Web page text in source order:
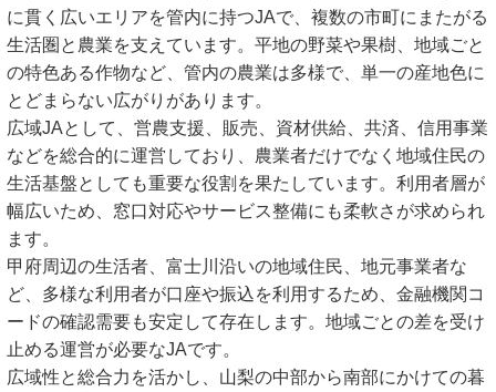
に貫く広いエリアを管内に持つJAで、複数の市町にまたがる
生活圏と農業を支えています。平地の野菜や果樹、地域ごと
の特色ある作物など、管内の農業は多様で、単一の産地色に
とどまらない広がりがあります。
広域JAとして、営農支援、販売、資材供給、共済、信用事業
などを総合的に運営しており、農業者だけでなく地域住民の
生活基盤としても重要な役割を果たしています。利用者層が
幅広いため、窓口対応やサービス整備にも柔軟さが求められ
ます。
甲府周辺の生活者、富士川沿いの地域住民、地元事業者な
ど、多様な利用者が口座や振込を利用するため、金融機関コ
ードの確認需要も安定して存在します。地域ごとの差を受け
止める運営が必要なJAです。
広域性と総合力を活かし、山梨の中部から南部にかけての暮